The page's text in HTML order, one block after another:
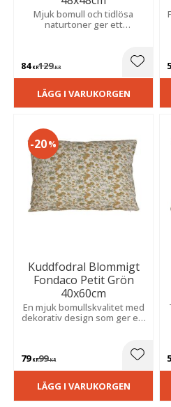
Mjuk bomull och tidlösa
naturtoner ger ett
84KR129KR Lägg
LÄGG I VARUKORGEN
Kuddfodral Blommigt
Fondaco Petit Grön
40x60cm
En mjuk bomullskvalitet med
dekorativ design som ger ett
moderna som lantliga miljöer.
79KR99KR
20%
Lägg
LÄGG I VARUKORGEN